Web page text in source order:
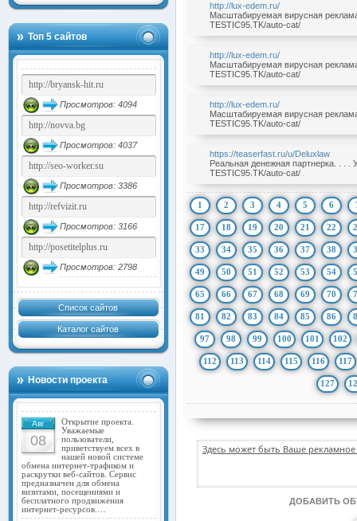
Топ 5 сайтов
Просмотров: 4094
Просмотров: 4037
Просмотров: 3386
Просмотров: 3166
Просмотров: 2798
Список сайтов
Каталог сайтов
Новости проекта
Авг
08
Открытие проекта.
Уважаемые
пользователи,
приветствуем всех в
нашей новой системе
обмена интернет-трафиком и
раскрутки веб-сайтов. Сервис
предназначен для обмена
визитами, посещениями и
бесплатного продвижения
интернет-ресурсов.…
http://lux-edem.ru/
Масштабируемая вирусная
TESTIC95.TK/auto-cat/
http://lux-edem.ru/
Масштабируемая вирусная
TESTIC95.TK/auto-cat/
http://lux-edem.ru/
Масштабируемая вирусная
TESTIC95.TK/auto-cat/
https://teaserfast.ru/u/Deluxlaw
Реальная денежная партнерка. . . .
TESTIC95.TK/auto-cat/
1 2 3 4 5 6
17 18 19 20 21 22
33 34 35 36 37 38
49 50 51 52 53 54
65 66 67 68 69 70
81 82 83 84 85 86
97 98 99 100 101 102
112 113 114 115 116 117
127
Здесь может быть Ваше
ДОБАВИТЬ